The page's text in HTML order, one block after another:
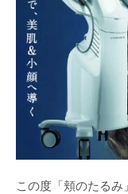
この度「頬のたる